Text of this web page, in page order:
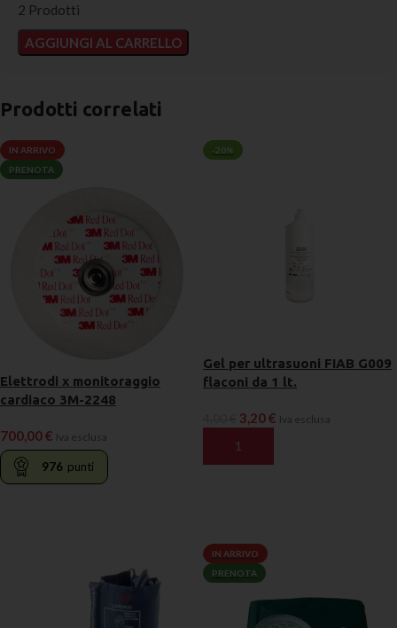
2 Prodotti
AGGIUNGI AL CARRELLO
Prodotti correlati
IN ARRIVO
PRENOTA
Elettrodi x monitoraggio
cardiaco 3M-2248
700,00€ Iva esclusa
976 punti
-20%
Gel per ultrasuoni FIAB G009
flaconi da 1 lt.
3,20€ Iva esclusa
AGGIUNGI AL CARRELLO
IN ARRIVO
PRENOTA